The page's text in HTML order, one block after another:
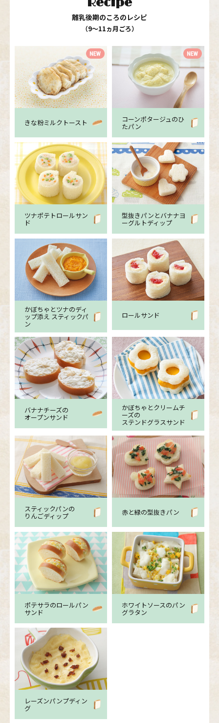
離乳後期のころのレシピ
（9〜11ヵ月ごろ）
きな粉ミルクトースト コーンポタージュのひ
たパン
ツナポテトロールサン
ド
型抜きパンとバナナヨ
ーグルトディップ
かぼちゃとツナのディ
ップ添え スティックパ
ン
ロールサンド
バナナチーズの
オープンサンド
かぼちゃとクリームチ
ーズの
ステンドグラスサンド
スティックパンの
りんごディップ 赤と緑の型抜きパン
ポテサラのロールパン
サンド
ホワイトソースのパン
グラタン
レーズンパンプディン
グ